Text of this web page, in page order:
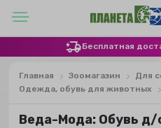
Бесплатная
Главная Зоомагазин
Для
Одежда, обувь для животных
Веда-Мода: Обувь д/